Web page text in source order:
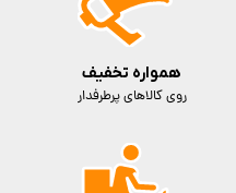
همواره تخفیف
روی کالاهای پرطرفدار